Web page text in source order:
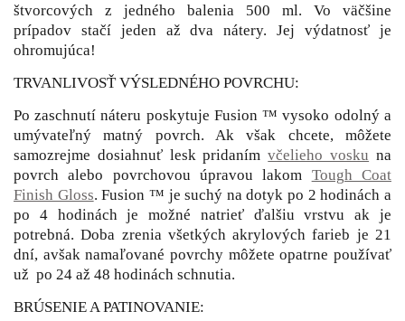
štvorcových z jedného balenia 500 ml. Vo väčšine
prípadov stačí jeden až dva nátery. Jej výdatnosť je
ohromujúca!
TRVANLIVOSŤ VÝSLEDNÉHO POVRCHU:
Po zaschnutí náteru poskytuje Fusion ™ vysoko odolný a
umývateľný matný povrch. Ak však chcete, môžete
samozrejme dosiahnuť lesk pridanímvčelieho vosku na
povrch alebo povrchovou úpravou lakom Tough Coat
Finish Gloss. Fusion ™ je suchý na dotyk po 2 hodinách a
po 4 hodinách je možné natrieť ďalšiu vrstvu ak je
potrebná. Doba zrenia všetkých akrylových farieb je 21
dní, avšak namaľované povrchy môžete opatrne používať
už po 24 až 48 hodinách schnutia.
BRÚSENIE A PATINOVANIE: